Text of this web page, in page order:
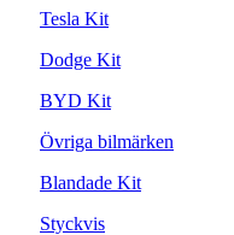
Tesla Kit
Dodge Kit
BYD Kit
Övriga bilmärken
Blandade Kit
Styckvis